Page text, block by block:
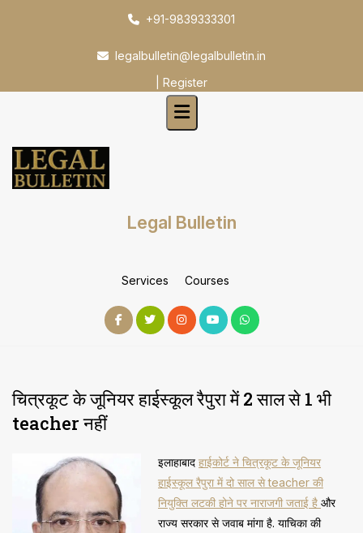
+91-9839333301
legalbulletin@legalbulletin.in
Register
Legal Bulletin
Services Courses
चित्रकूट के जूनियर हाईस्कूल रैपुरा में 2 साल से 1 भी
teacher नहीं
इलाहाबाद हाईकोर्ट ने चित्रकूट के जूनियर
हाईस्कूल रैपुरा में दो साल से teacher की
नियुक्ति लटकी होने पर नाराजगी जताई है और
राज्य सरकार से जवाब मांगा है. याचिका की